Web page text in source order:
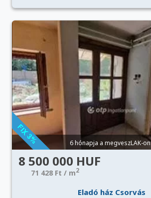
6 hónapja a megveszLAK-on
8 500 000 HUF
71 428 Ft / m2
Eladó ház Csorvás